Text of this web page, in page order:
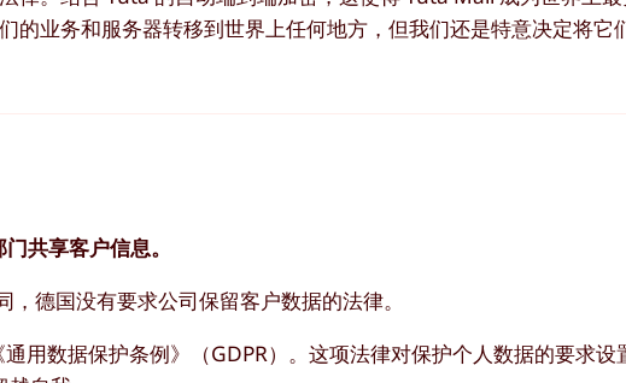
的业务和服务器转移到世界上任何地方，但我们还是特意决定将它
共享客户信息。
德国没有要求公司保留客户数据的法律。
用数据保护条例》（GDPR）。这项法律对保护个人数据的要求设